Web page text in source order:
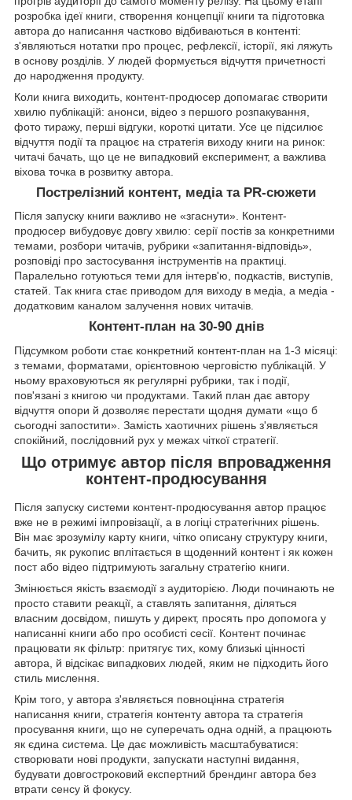
розробка ідеї книги, створення концепції книги та підготовка
автора до написання частково відбиваються в контенті:
з'являються нотатки про процес, рефлексії, історії, які ляжуть
в основу розділів. У людей формується відчуття причетності
до народження продукту.
Коли книга виходить, контент-продюсер допомагає створити
хвилю публікацій: анонси, відео з першого розпакування,
фото тиражу, перші відгуки, короткі цитати. Усе це підсилює
відчуття події та працює на стратегія виходу книги на ринок:
читачі бачать, що це не випадковий експеримент, а важлива
віхова точка в розвитку автора.
Пострелізний контент, медіа та PR-сюжети
Після запуску книги важливо не «згаснути». Контент-
продюсер вибудовує довгу хвилю: серії постів за конкретними
темами, розбори читачів, рубрики «запитання-відповідь»,
розповіді про застосування інструментів на практиці.
Паралельно готуються теми для інтерв'ю, подкастів, виступів,
статей. Так книга стає приводом для виходу в медіа, а медіа -
додатковим каналом залучення нових читачів.
Контент-план на 30-90 днів
Підсумком роботи стає конкретний контент-план на 1-3 місяці:
з темами, форматами, орієнтовною черговістю публікацій. У
ньому враховуються як регулярні рубрики, так і події,
пов'язані з книгою чи продуктами. Такий план дає автору
відчуття опори й дозволяє перестати щодня думати «що б
сьогодні запостити». Замість хаотичних рішень з'являється
спокійний, послідовний рух у межах чіткої стратегії.
Що отримує автор після впровадження
контент-продюсування
Після запуску системи контент-продюсування автор працює
вже не в режимі імпровізації, а в логіці стратегічних рішень.
Він має зрозумілу карту книги, чітко описану структуру книги,
бачить, як рукопис вплітається в щоденний контент і як кожен
пост або відео підтримують загальну стратегію книги.
Змінюється якість взаємодії з аудиторією. Люди починають не
просто ставити реакції, а ставлять запитання, діляться
власним досвідом, пишуть у директ, просять про допомога у
написанні книги або про особисті сесії. Контент починає
працювати як фільтр: притягує тих, кому близькі цінності
автора, й відсікає випадкових людей, яким не підходить його
стиль мислення.
Крім того, у автора з'являється повноцінна стратегія
написання книги, стратегія контенту автора та стратегія
просування книги, що не суперечать одна одній, а працюють
як єдина система. Це дає можливість масштабуватися:
створювати нові продукти, запускати наступні видання,
будувати довгостроковий експертний брендинг автора без
втрати сенсу й фокусу.